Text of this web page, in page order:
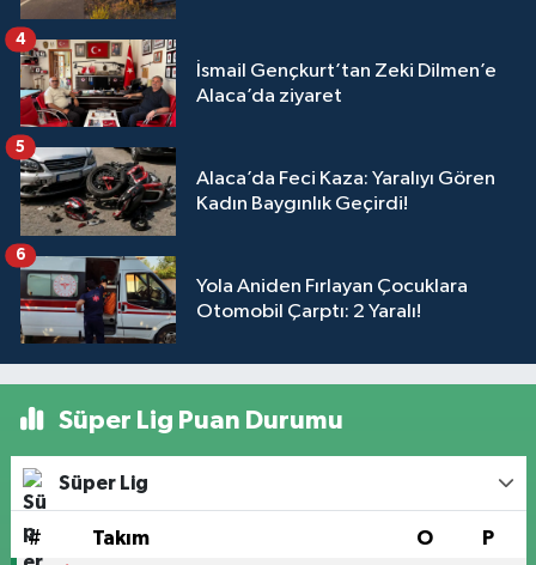
İsmail Gençkurt’tan Zeki Dilmen’e
Alaca’da ziyaret
4
Alaca’da Feci Kaza: Yaralıyı Gören
Kadın Baygınlık Geçirdi!
5
Yola Aniden Fırlayan Çocuklara
Otomobil Çarptı: 2 Yaralı!
6
Süper Lig Puan Durumu
Süper Lig
# Takım O P